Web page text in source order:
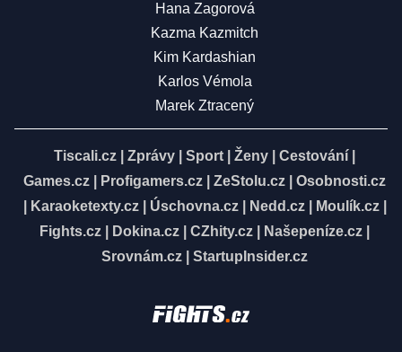
Hana Zagorová
Kazma Kazmitch
Kim Kardashian
Karlos Vémola
Marek Ztracený
Tiscali.cz Zprávy Sport Ženy Cestování
Games.cz
Profigamers.cz ZeStolu.cz
Osobnosti.cz
Karaoketexty.cz| Úschovna.cz| Nedd.cz| Moulík.cz|
Fights.cz
Dokina.cz CZhity.cz Našepeníze.cz
Srovnám.cz
StartupInsider.cz